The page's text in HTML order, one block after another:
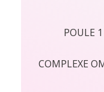
POULE
COMPLEXE